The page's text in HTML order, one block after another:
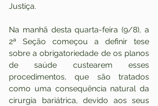
Justiça.
Na manhã desta quarta-feira (9/8), a
2ª Seção começou a definir tese
sobre a obrigatoriedade de os planos
de saúde custearem esses
procedimentos, que são tratados
como uma consequência natural da
cirurgia bariátrica, devido aos seus